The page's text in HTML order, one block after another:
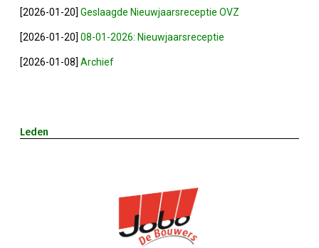
Geslaagde Ledendag!
Prachtige (leden-)dag 2023
Mooi Bezoek Aan Mulder Shipyard
[2026-01-20] Geslaagde Nieuwjaarsreceptie OVZ
[2026-01-20] 08-01-2026: Nieuwjaarsreceptie
[2026-01-08] Archief
Leden